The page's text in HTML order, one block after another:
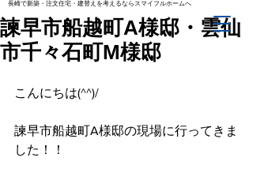
長崎で新築・注文住宅・建替えを考えるならスマイフルホームへ
諫早市船越町A様邸・雲仙
市千々石町M様邸
こんにちは(^^)/
諫早市船越町A様邸の現場に行ってきま
した！！